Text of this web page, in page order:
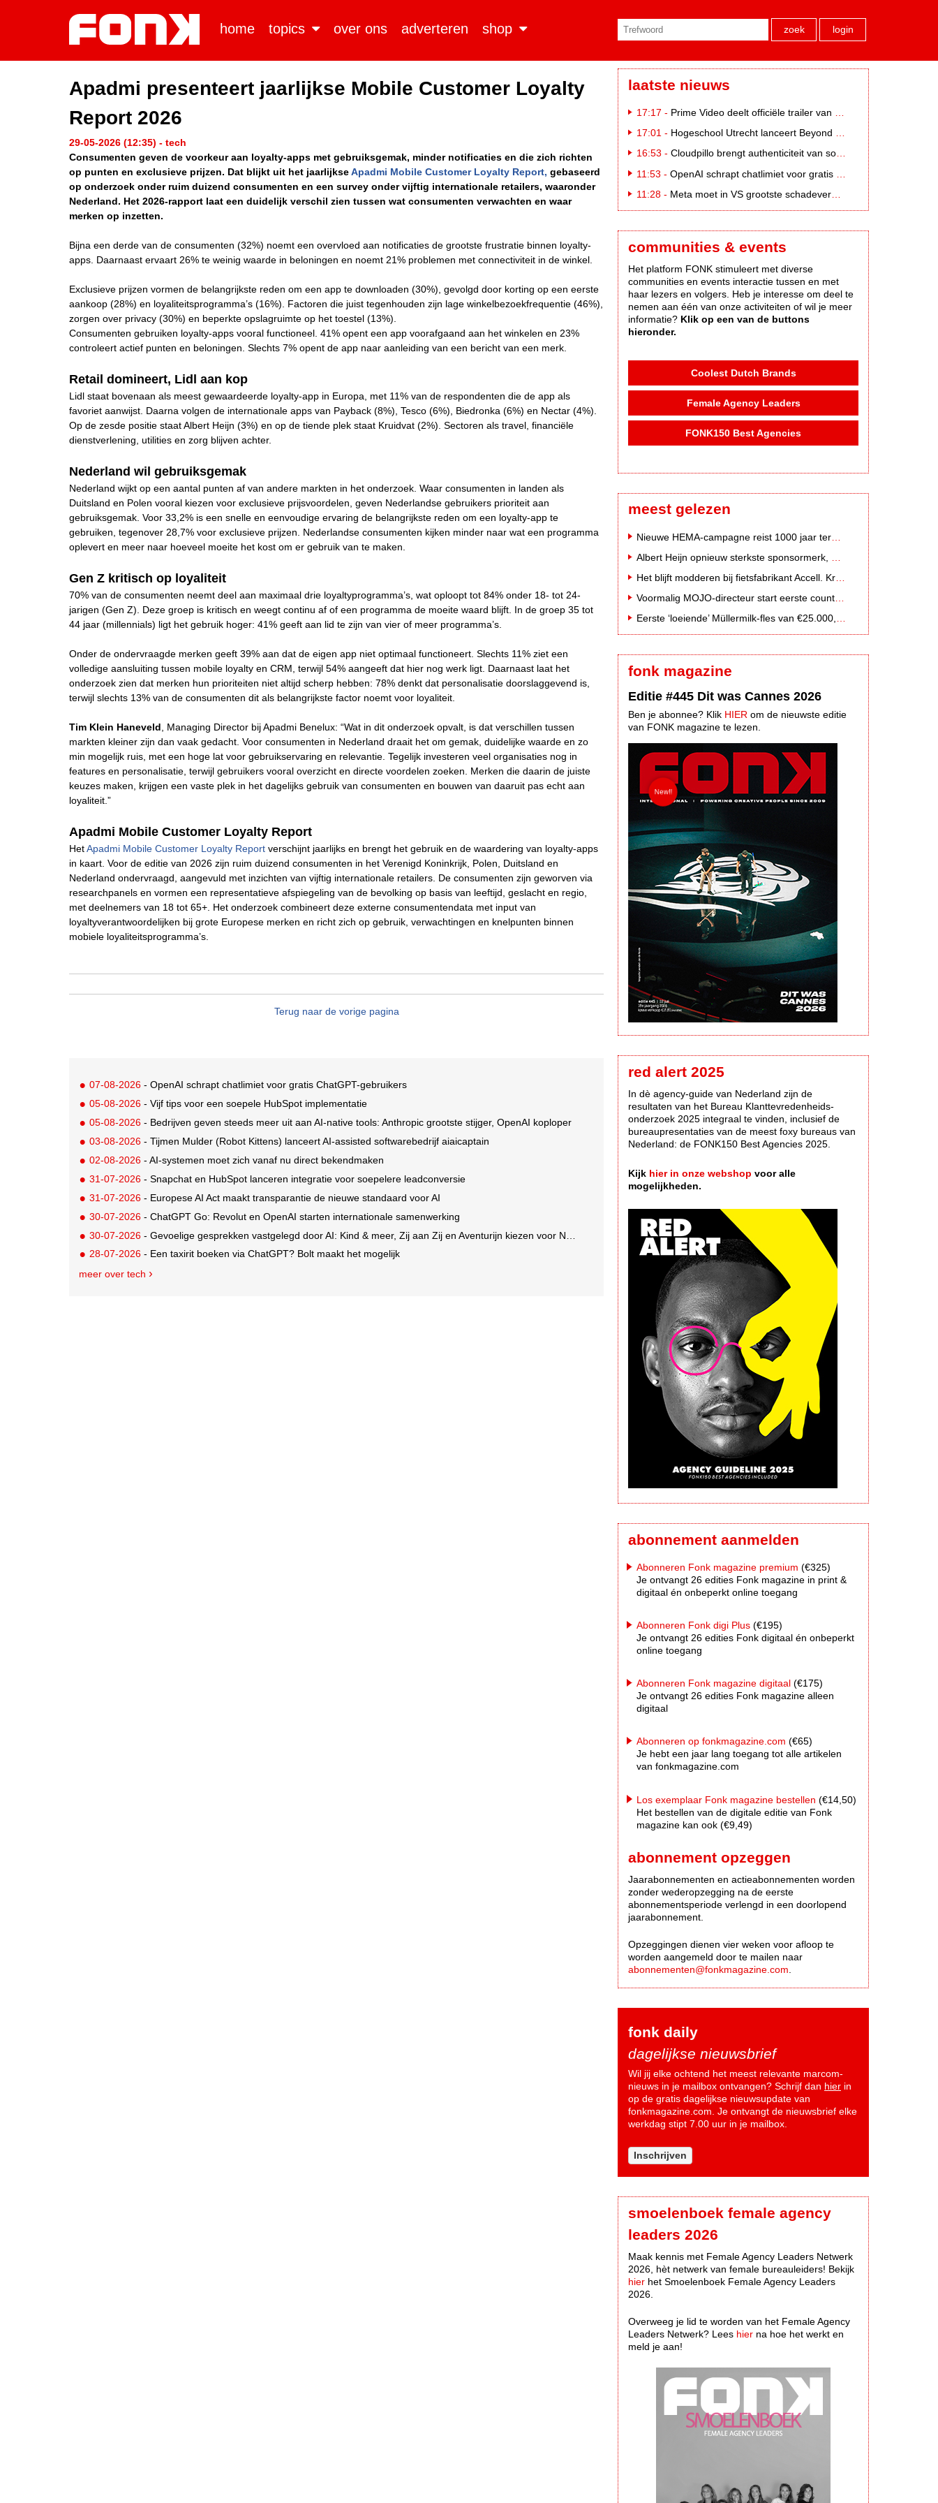
home topics over ons adverteren shop zoek login
Apadmi presenteert jaarlijkse Mobile Customer Loyalty
Report 2026
29-05-2026 (12:35) - tech
Consumenten geven de voorkeur aan loyalty-apps met gebruiksgemak, minder notificaties en die zich richten
op punten en exclusieve prijzen. Dat blijkt uit het jaarlijkseApadmi Mobile Customer Loyalty Report, gebaseerd
op onderzoek onder ruim duizend consumenten en een survey onder vijftig internationale retailers, waaronder
Nederland. Het 2026-rapport laat een duidelijk verschil zien tussen wat consumenten verwachten en waar
merken op inzetten.
Bijna een derde van de consumenten (32%) noemt een overvloed aan notificaties de grootste frustratie binnen loyalty-
apps. Daarnaast ervaart 26% te weinig waarde in beloningen en noemt 21% problemen met connectiviteit in de winkel.
Exclusieve prijzen vormen de belangrijkste reden om een app te downloaden (30%), gevolgd door korting op een eerste
aankoop (28%) en loyaliteitsprogramma’s (16%). Factoren die juist tegenhouden zijn lage winkelbezoekfrequentie (46%),
zorgen over privacy (30%) en beperkte opslagruimte op het toestel (13%).
Consumenten gebruiken loyalty-apps vooral functioneel. 41% opent een app voorafgaand aan het winkelen en 23%
controleert actief punten en beloningen. Slechts 7% opent de app naar aanleiding van een bericht van een merk.
Retail domineert, Lidl aan kop
Lidl staat bovenaan als meest gewaardeerde loyalty-app in Europa, met 11% van de respondenten die de app als
favoriet aanwijst. Daarna volgen de internationale apps van Payback (8%), Tesco (6%), Biedronka (6%) en Nectar (4%).
Op de zesde positie staat Albert Heijn (3%) en op de tiende plek staat Kruidvat (2%). Sectoren als travel, financiële
dienstverlening, utilities en zorg blijven achter.
Nederland wil gebruiksgemak
Nederland wijkt op een aantal punten af van andere markten in het onderzoek. Waar consumenten in landen als
Duitsland en Polen vooral kiezen voor exclusieve prijsvoordelen, geven Nederlandse gebruikers prioriteit aan
gebruiksgemak. Voor 33,2% is een snelle en eenvoudige ervaring de belangrijkste reden om een loyalty-app te
gebruiken, tegenover 28,7% voor exclusieve prijzen. Nederlandse consumenten kijken minder naar wat een programma
oplevert en meer naar hoeveel moeite het kost om er gebruik van te maken.
Gen Z kritisch op loyaliteit
70% van de consumenten neemt deel aan maximaal drie loyaltyprogramma’s, wat oploopt tot 84% onder 18- tot 24-
jarigen (Gen Z). Deze groep is kritisch en weegt continu af of een programma de moeite waard blijft. In de groep 35 tot
44 jaar (millennials) ligt het gebruik hoger: 41% geeft aan lid te zijn van vier of meer programma’s.
Onder de ondervraagde merken geeft 39% aan dat de eigen app niet optimaal functioneert. Slechts 11% ziet een
volledige aansluiting tussen mobile loyalty en CRM, terwijl 54% aangeeft dat hier nog werk ligt. Daarnaast laat het
onderzoek zien dat merken hun prioriteiten niet altijd scherp hebben: 78% denkt dat personalisatie doorslaggevend is,
terwijl slechts 13% van de consumenten dit als belangrijkste factor noemt voor loyaliteit.
Tim Klein Haneveld , Managing Director bij Apadmi Benelux: “Wat in dit onderzoek opvalt, is dat verschillen tussen
markten kleiner zijn dan vaak gedacht. Voor consumenten in Nederland draait het om gemak, duidelijke waarde en zo
min mogelijk ruis, met een hoge lat voor gebruikservaring en relevantie. Tegelijk investeren veel organisaties nog in
features en personalisatie, terwijl gebruikers vooral overzicht en directe voordelen zoeken. Merken die daarin de juiste
keuzes maken, krijgen een vaste plek in het dagelijks gebruik van consumenten en bouwen van daaruit pas echt aan
loyaliteit.”
Apadmi Mobile Customer Loyalty Report
HetApadmi Mobile Customer Loyalty Report verschijnt jaarlijks en brengt het gebruik en de waardering van loyalty-apps
in kaart. Voor de editie van 2026 zijn ruim duizend consumenten in het Verenigd Koninkrijk, Polen, Duitsland en
Nederland ondervraagd, aangevuld met inzichten van vijftig internationale retailers. De consumenten zijn geworven via
researchpanels en vormen een representatieve afspiegeling van de bevolking op basis van leeftijd, geslacht en regio,
met deelnemers van 18 tot 65+. Het onderzoek combineert deze externe consumentendata met input van
loyaltyverantwoordelijken bij grote Europese merken en richt zich op gebruik, verwachtingen en knelpunten binnen
mobiele loyaliteitsprogramma’s.
Terug naar de vorige pagina
07-08-2026 - OpenAI schrapt chatlimiet voor gratis ChatGPT-gebruikers
05-08-2026 - Vijf tips voor een soepele HubSpot implementatie
05-08-2026 - Bedrijven geven steeds meer uit aan AI-native tools: Anthropic grootste stijger, OpenAI koploper
03-08-2026 - Tijmen Mulder (Robot Kittens) lanceert AI-assisted softwarebedrijf aiaicaptain
02-08-2026 - AI-systemen moet zich vanaf nu direct bekendmaken
31-07-2026 - Snapchat en HubSpot lanceren integratie voor soepelere leadconversie
31-07-2026 - Europese AI Act maakt transparantie de nieuwe standaard voor AI
30-07-2026 - ChatGPT Go: Revolut en OpenAI starten internationale samenwerking
30-07-2026 - Gevoelige gesprekken vastgelegd door AI: Kind & meer, Zij aan Zij en Aventurijn kiezen voor Notizy
28-07-2026 - Een taxirit boeken via ChatGPT? Bolt maakt het mogelijk
meer over tech
laatste nieuws
17:17 - Prime Video deelt officiële trailer van L*VE KLEINE
17:01 - Hogeschool Utrecht lanceert Beyond Campus binnen International Creative Business
16:53 - Cloudpillo brengt authenticiteit van social naar tv
11:53 - OpenAI schrapt chatlimiet voor gratis ChatGPT-gebruikers
11:28 - Meta moet in VS grootste schadevergoeding ooit betalen: 567 miljoen dollar
communities & events
Het platform FONK stimuleert met diverse
communities en events interactie tussen en met
haar lezers en volgers. Heb je interesse om deel te
nemen aan één van onze activiteiten of wil je meer
informatie? Klik op een van de buttons
hieronder.
Coolest Dutch Brands
Female Agency Leaders
FONK150 Best Agencies
meest gelezen
Eerste ‘loeiende’ Müllermilk-fles van €25.000,- gevonden
fonk magazine
Editie #445 Dit was Cannes 2026
Ben je abonnee? Klik HIER om de nieuwste editie
van FONK magazine te lezen.
red alert 2025
In dè agency-guide van Nederland zijn de
resultaten van het Bureau Klanttevredenheids-
onderzoek 2025 integraal te vinden, inclusief de
bureaupresentaties van de meest foxy bureaus van
Nederland: de FONK150 Best Agencies 2025.
Kijk hier in onze webshop voor alle
mogelijkheden.
abonnement aanmelden
Abonneren Fonk magazine premium (€325)
Je ontvangt 26 edities Fonk magazine in print &
digitaal én onbeperkt online toegang
Abonneren Fonk digi Plus (€195)
Je ontvangt 26 edities Fonk digitaal én onbeperkt
online toegang
Abonneren Fonk magazine digitaal (€175)
Je ontvangt 26 edities Fonk magazine alleen
digitaal
Abonneren op fonkmagazine.com (€65)
Je hebt een jaar lang toegang tot alle artikelen
van fonkmagazine.com
Los exemplaar Fonk magazine bestellen (€14,50)
Het bestellen van de digitale editie van Fonk
magazine kan ook (€9,49)
abonnement opzeggen
Jaarabonnementen en actieabonnementen worden
zonder wederopzegging na de eerste
abonnementsperiode verlengd in een doorlopend
jaarabonnement.
Opzeggingen dienen vier weken voor afloop te
worden aangemeld door te mailen naar
abonnementen@fonkmagazine.com
fonk daily
dagelijkse nieuwsbrief
Wil jij elke ochtend het meest relevante marcom-
nieuws in je mailbox ontvangen? Schrijf dan hier in
op de gratis dagelijkse nieuwsupdate van
fonkmagazine.com. Je ontvangt de nieuwsbrief elke
werkdag stipt 7.00 uur in je mailbox.
Inschrijven
smoelenboek female agency
leaders 2026
Maak kennis met Female Agency Leaders Netwerk
2026, hèt netwerk van female bureauleiders! Bekijk
hier het Smoelenboek Female Agency Leaders
2026.
Overweeg je lid te worden van het Female Agency
Leaders Netwerk? Lees hier na hoe het werkt en
meld je aan!